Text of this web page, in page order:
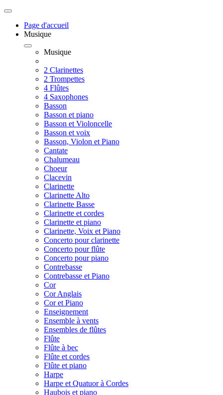
Page d'accueil
Musique
Musique
2 Clarinettes
2 Trompettes
4 Flûtes
4 Saxophones
Basson
Basson et piano
Basson et Violoncelle
Basson et voix
Basson, Violon et Piano
Cantate
Chalumeau
Choeur
Clacevin
Clarinette
Clarinette Alto
Clarinette Basse
Clarinette et cordes
Clarinette et piano
Clarinette, Voix et Piano
Concerto pour clarinette
Concerto pour flûte
Concerto pour piano
Contrebasse
Contrebasse et Piano
Cor
Cor Anglais
Cor et Piano
Enseignement
Ensemble à vents
Ensembles de flûtes
Flûte
Flûte à bec
Flûte et cordes
Flûte et piano
Harpe
Harpe et Quatuor à Cordes
Haubois et piano